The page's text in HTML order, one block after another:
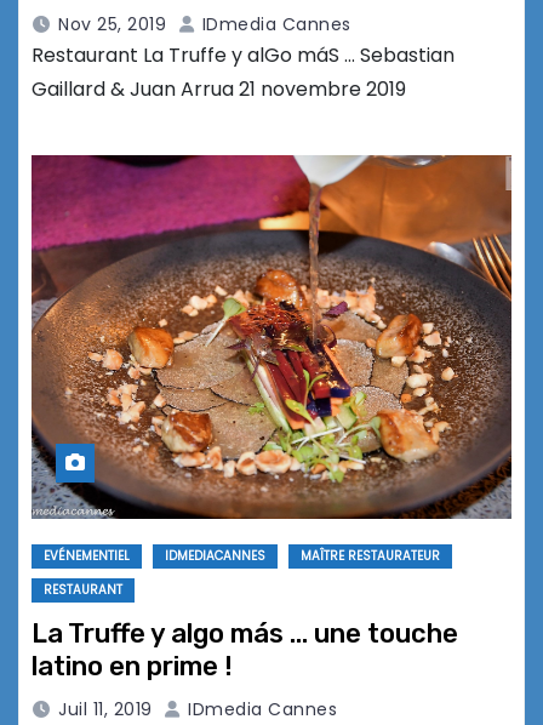
Nov 25, 2019 IDmedia Cannes
Restaurant La Truffe y alGo máS … Sebastian
Gaillard & Juan Arrua 21 novembre 2019
EVÉNEMENTIEL IDMEDIACANNES
MAÎTRE RESTAURATEUR
RESTAURANT
La Truffe y algo más … une touche
latino en prime !
Juil 11, 2019 IDmedia Cannes